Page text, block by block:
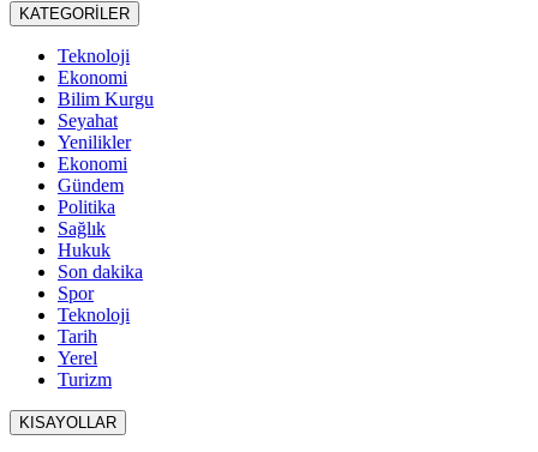
KATEGORİLER
Teknoloji
Ekonomi
Bilim Kurgu
Seyahat
Yenilikler
Ekonomi
Gündem
Politika
Sağlık
Hukuk
Son dakika
Spor
Teknoloji
Tarih
Yerel
Turizm
KISAYOLLAR